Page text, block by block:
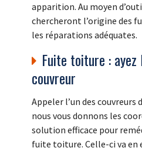
apparition. Au moyen
chercheront l’origine des
les réparations adéquates.
Fuite toiture :
couvreur
Appeler l’un des couvreurs
nous vous donnons les
solution efficace pour
fuite toiture. Celle-ci va en